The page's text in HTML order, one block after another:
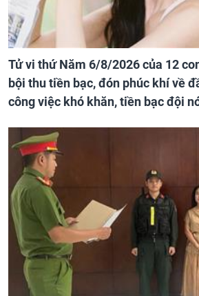
Tử vi thứ Năm 6/8/2026 của 12
bội thu tiền bạc, đón phúc khí về
công việc khó khăn, tiền bạc đội